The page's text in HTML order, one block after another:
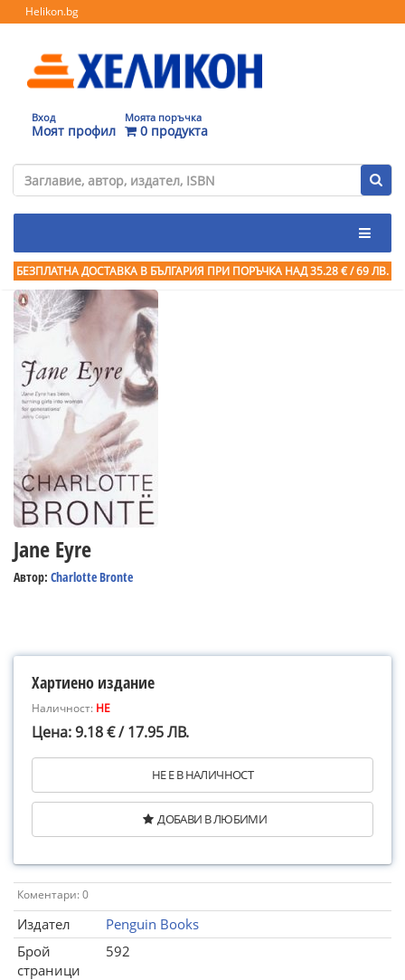
Helikon.bg
Вход
Моят профил
Моята поръчка
0 продукта
БЕЗПЛАТНА ДОСТАВКА В БЪЛГАРИЯ ПРИ ПОРЪЧКА НАД 35.28 € / 69 ЛВ.
Jane Eyre
Автор: Charlotte Bronte
Хартиено издание
Наличност: НЕ
Цена: 9.18 € / 17.95 ЛВ.
НЕ Е В НАЛИЧНОСТ
ДОБАВИ В ЛЮБИМИ
Коментари: 0
Издател
Penguin Books
Брой
страници
592